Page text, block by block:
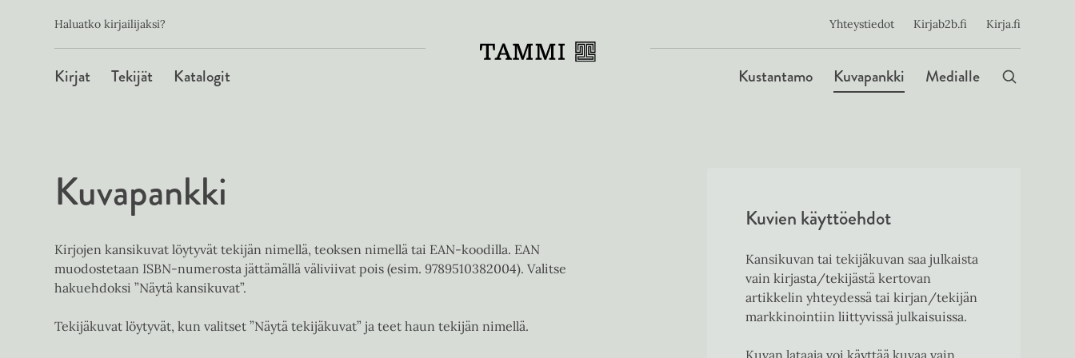
Toissijainen
Haluatko kirjailijaksi?
Päävalikko
Kirjat Tekijät Katalogit
Yhteystiedot Kirjab2b.fi Kirja.fi
Päävalikko
Kustantamo Kuvapankki Medialle
Kuvapankki
Kirjojen kansikuvat löytyvät tekijän nimellä, teoksen nimellä tai EAN-koodilla. EAN
muodostetaan ISBN-numerosta jättämällä väliviivat pois (esim. 9789510382004). Valitse
hakuehdoksi ”Näytä kansikuvat”.
Tekijäkuvat löytyvät, kun valitset ”Näytä tekijäkuvat” ja teet haun tekijän nimellä.
Kuvien käyttöehdot
Kansikuvan tai tekijäkuvan saa julkaista
vain kirjasta/tekijästä kertovan
artikkelin yhteydessä tai kirjan/tekijän
markkinointiin liittyvissä julkaisuissa.
Kuvan lataaja voi käyttää kuvaa vain